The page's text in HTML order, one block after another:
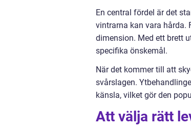
En central fördel är det
vintrarna kan vara hårda.
dimension. Med ett brett
specifika önskemål.
När det kommer till att
svårslagen.
känsla, vilket gör den
Att välja rätt